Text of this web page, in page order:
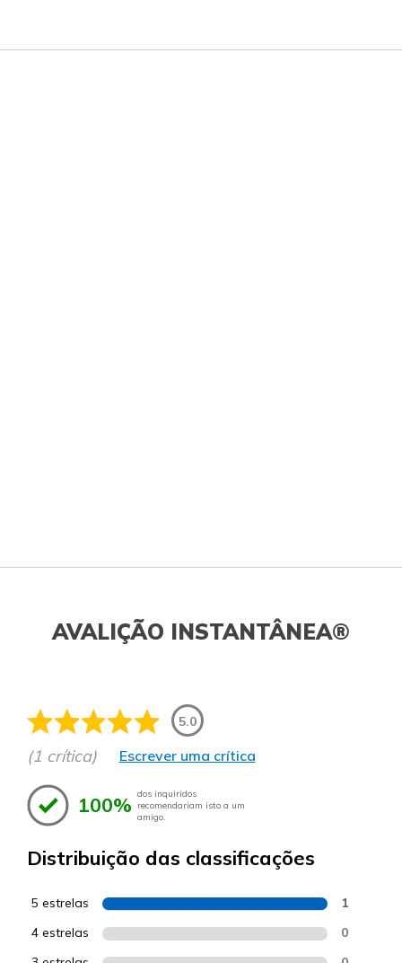
AVALIÇÃO INSTANTÂNEA®
5.0
(1 crítica) Escrever uma crítica
100% dos inquiridos
recomendariam isto a um
amigo.
Distribuição das classificações
5 estrelas 1
4 estrelas 0